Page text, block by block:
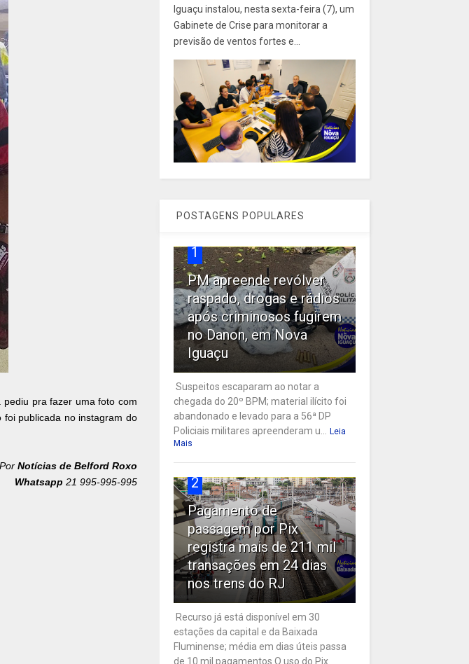
pra fazer uma foto com
publicada no instagram do
Por Notícias de Belford Roxo
Whatsapp 21 995-995-995
Iguaçu instalou, nesta sexta-feira (7), um
Gabinete de Crise para monitorar a
previsão de ventos fortes e...
POSTAGENS POPULARES
1
PM apreende revólver
raspado, drogas e rádios
após criminosos fugirem
no Danon, em Nova
Iguaçu
Suspeitos escaparam ao notar a
chegada do 20º BPM; material ilícito foi
abandonado e levado para a 56ª DP
Policiais militares apreenderam u...
Leia
Mais
2
Pagamento de
passagem por Pix
registra mais de 211 mil
transações em 24 dias
nos trens do RJ
Recurso já está disponível em 30
estações da capital e da Baixada
Fluminense; média em dias úteis passa
de 10 mil pagamentos O uso do Pix